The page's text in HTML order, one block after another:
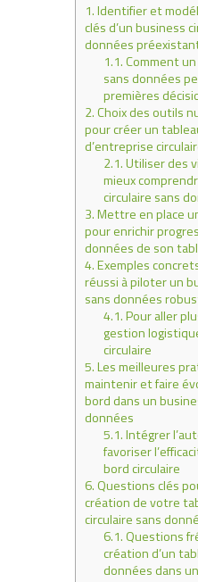
1.Identifier et
clés d’un business
données
1.1.Comment
sans données
premières
2.Choix des outils
pour créer un
d’entreprise
2.1.Utiliser des
mieux
circulaire sans
3.Mettre en place
pour enrichir
données de son
4.Exemples
réussi à piloter un
sans données
4.1.Pour aller
gestion
circulaire
5.Les meilleures
maintenir et faire
bord dans un
données
5.1.Intégrer
favoriser
bord circulaire
6.Questions clés
création de votre
circulaire sans
6.1.Questions
création d’un
données dans